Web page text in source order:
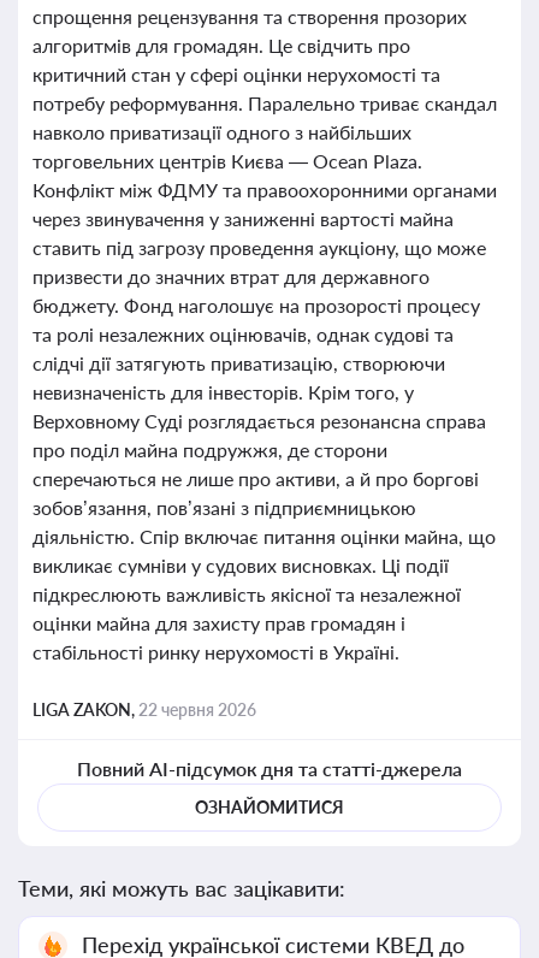
спрощення рецензування та створення прозорих
алгоритмів для громадян. Це свідчить про
критичний стан у сфері оцінки нерухомості та
потребу реформування. Паралельно триває скандал
навколо приватизації одного з найбільших
торговельних центрів Києва — Ocean Plaza.
Конфлікт між ФДМУ та правоохоронними органами
через звинувачення у заниженні вартості майна
ставить під загрозу проведення аукціону, що може
призвести до значних втрат для державного
бюджету. Фонд наголошує на прозорості процесу
та ролі незалежних оцінювачів, однак судові та
слідчі дії затягують приватизацію, створюючи
невизначеність для інвесторів. Крім того, у
Верховному Суді розглядається резонансна справа
про поділ майна подружжя, де сторони
сперечаються не лише про активи, а й про боргові
зобов’язання, пов’язані з підприємницькою
діяльністю. Спір включає питання оцінки майна, що
викликає сумніви у судових висновках. Ці події
підкреслюють важливість якісної та незалежної
оцінки майна для захисту прав громадян і
стабільності ринку нерухомості в Україні.
LIGA ZAKON, 22 червня 2026
Повний AI-підсумок дня та статті-джерела
ОЗНАЙОМИТИСЯ
Теми, які можуть вас зацікавити:
Перехід української системи КВЕД до